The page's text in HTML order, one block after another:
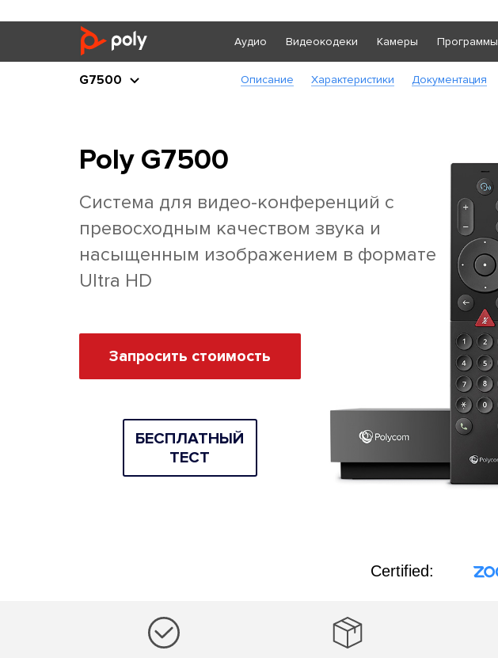
Аудио Видеокодеки Камеры Программы
G7500 Описание Характеристики Документация
Poly G7500
Система для видео-конференций c
превосходным качеством звука и
насыщенным изображением в формате
Ultra HD
Запросить стоимость
БEСПЛАТНЫЙ
ТЕСТ
Certified: